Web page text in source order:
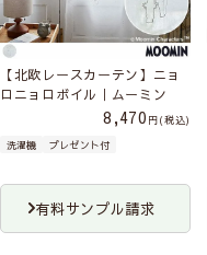
【北欧レースカーテン】ニョ
ロニョロボイル｜ムーミン
8,470
税込
洗濯機
プレゼント付
有料サンプル請求